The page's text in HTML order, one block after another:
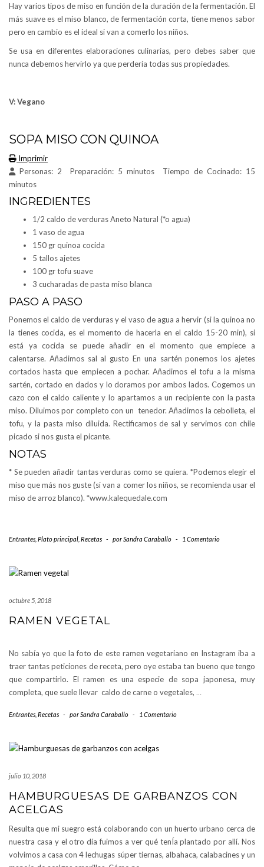
Hay varios tipos de miso en función de la duración de la fermentación. El
más suave es el miso blanco, de fermentación corta, tiene menos sabor
pero en cambio es el ideal si van a comerlo los niños.
Se usa en diferentes elaboraciones culinarias, pero debes saber que
nunca debemos hervirlo ya que perdería todas sus propiedades.
V: Vegano
SOPA MISO CON QUINOA
Imprimir
Personas: 2 Preparación: 5 minutos Tiempo de Cocinado: 15
minutos
INGREDIENTES
1/2 caldo de verduras Aneto Natural (*o agua)
1 vaso de agua
150 gr quinoa cocida
5 tallos ajetes
100 gr tofu suave
3 cucharadas de pasta miso blanca
PASO A PASO
Ponemos el caldo de verduras y el vaso de agua a hervir (si la quinoa no
la tienes cocida, es el momento de hacerla en el caldo 15-20 min), si
está ya cocida se puede añadir en el momento que empiece a
calentarse. Añadimos sal al gusto En una sartén ponemos los ajetes
cortados hasta que empiecen a pochar. Añadimos el tofu a la misma
sartén, cortado en dados y lo doramos por ambos lados. Cogemos un
cazo con el caldo caliente y lo apartamos a un recipiente con la pasta
miso. Diluimos por completo con un tenedor. Añadimos la cebolleta, el
tofu, y la pasta miso diluida. Rectificamos de sal y servimos con chile
picado si nos gusta el picante.
NOTAS
* Se pueden añadir tantas verduras como se quiera. *Podemos elegir el
miso que más nos guste (si van a comer los niños, se recomienda usar el
miso de arroz blanco). *www.kalequedale.com
Entrantes Plato principal Recetas - porSandra Caraballo - 1 Comentario
octubre 5, 2018
RAMEN VEGETAL
No sabía yo que la foto de este ramen vegetariano en Instagram iba a
traer tantas peticiones de receta, pero oye estaba tan bueno que tengo
que compartirlo. El ramen es una especie de sopa japonesa, muy
completa, que suele llevar caldo de carne o vegetales, …
Entrantes Recetas - porSandra Caraballo - 1 Comentario
julio 10, 2018
HAMBURGUESAS DE GARBANZOS CON
ACELGAS
Resulta que mi suegro está colaborando con un huerto urbano cerca de
nuestra casa y el otro día fuimos a ver qué tenÍa plantado por allí. Nos
volvimos a casa con 4 lechugas súper tiernas, albahaca, calabacines y un